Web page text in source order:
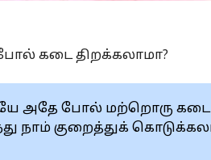
கடை திறக்கலாமா?
அதே போல் மற்றொரு கடை
நாம் குறைத்துக்